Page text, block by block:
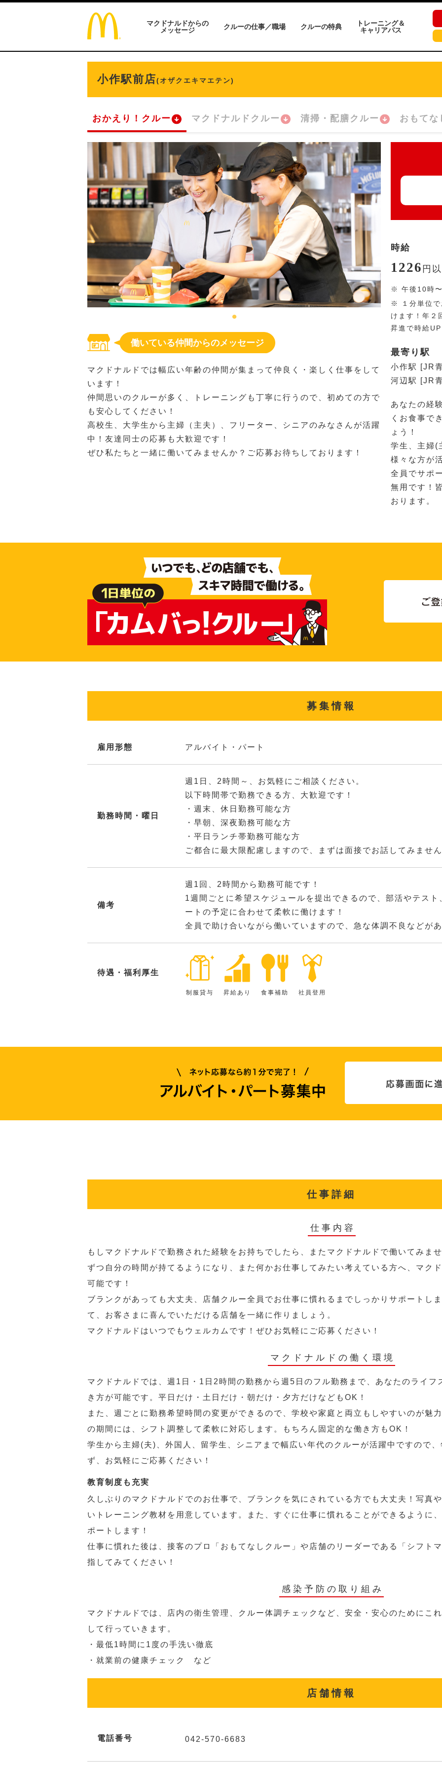
マクドナルドからの
メッセージ
クルーの仕事／職場 クルーの特典
トレーニング＆
キャリアパス
小作駅前店(オザクエキマエテン)
おかえり！クルー マクドナルドクルー 清掃・配膳クルー おもてな
働いている仲間からのメッセージ
マクドナルドでは幅広い年齢の仲間が集まって仲良く・楽しく仕事をして
います！
仲間思いのクルーが多く、トレーニングも丁寧に行うので、初めての方で
も安心してください！
高校生、大学生から主婦（主夫）、フリーター、シニアのみなさんが活躍
中！友達同士の応募も大歓迎です！
ぜひ私たちと一緒に働いてみませんか？ご応募お待ちしております！
時給
1226 円
※ 午後10時
※
１分単位
けます！年２
昇進で時給
最寄り駅
小作駅 [JR
河辺駅 [JR
あなたの経
くお食事で
ょう！
学生、主婦(
様々な方が
全員でサポ
無用です！
おります。
募集情報
雇用形態 アルバイト・パート
勤務時間・曜日
週1日、2時間～、お気軽にご相談ください。
以下時間帯で勤務できる方、大歓迎です！
・週末、休日勤務可能な方
・早朝、深夜勤務可能な方
・平日ランチ帯勤務可能な方
ご都合に最大限配慮しますので、まずは面接でお話してみませ
備考
週1回、2時間から勤務可能です！
1週間ごとに希望スケジュールを提出できるので、部活やテス
ートの予定に合わせて柔軟に働けます！
全員で助け合いながら働いていますので、急な体調不良などが
待遇・福利厚生
制服貸与 昇給あり 食事補助 社員登用
仕事詳細
仕事内容
もしマクドナルドで勤務された経験をお持ちでしたら、またマクドナルドで働いてみま
ずつ自分の時間が持てるようになり、また何かお仕事してみたい考えている方へ、マク
可能です！
ブランクがあっても大丈夫、店舗クルー全員でお仕事に慣れるまでしっかりサポートし
て、お客さまに喜んでいただける店舗を一緒に作りましょう。
マクドナルドはいつでもウェルカムです！ぜひお気軽にご応募ください！
マクドナルドの働く環境
マクドナルドでは、週1日・1日2時間の勤務から週5日のフル勤務まで、あなたのライフ
き方が可能です。平日だけ・土日だけ・朝だけ・夕方だけなどもOK！
また、週ごとに勤務希望時間の変更ができるので、学校や家庭と両立もしやすいのが魅
の期間には、シフト調整して柔軟に対応します。もちろん固定的な働き方もOK！
学生から主婦(夫)、外国人、留学生、シニアまで幅広い年代のクルーが活躍中ですので
ず、お気軽にご応募ください！
教育制度も充実
久しぶりのマクドナルドでのお仕事で、ブランクを気にされている方でも大丈夫！写真
いトレーニング教材を用意しています。また、すぐに仕事に慣れることができるように
ポートします！
仕事に慣れた後は、接客のプロ「おもてなしクルー」や店舗のリーダーである「シフト
指してみてください！
感染予防の取り組み
マクドナルドでは、店内の衛生管理、クルー体調チェックなど、安全・安心のためにこ
して行っていきます。
・最低1時間に1度の手洗い徹底
・就業前の健康チェック など
店舗情報
電話番号 042-570-6683